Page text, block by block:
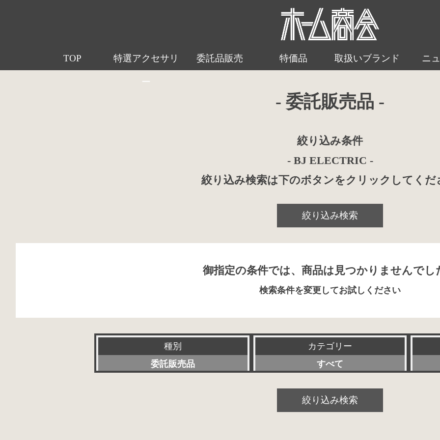
TOP 特選アクセサリ
ー
委託品販売 特価品 取扱いブランド ニ
- 委託販売品 -
絞り込み条件
- BJ ELECTRIC -
絞り込み検索は下のボタンをクリックしてくだ
絞り込み検索
御指定の条件では、商品は見つかりませんでし
検索条件を変更してお試しください
種別
委託販売品
カテゴリー
すべて
パワーアンプ
絞り込み検索